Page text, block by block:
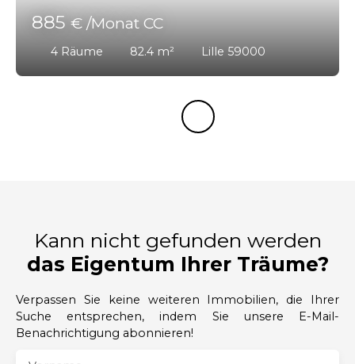
885€ /Monat CC
4 Räume 82.4 m² Lille 59000
Kann nicht gefunden werden
das Eigentum Ihrer Träume?
Verpassen Sie keine weiteren Immobilien, die Ihrer
Suche entsprechen, indem Sie unsere E-Mail-
Benachrichtigung abonnieren!